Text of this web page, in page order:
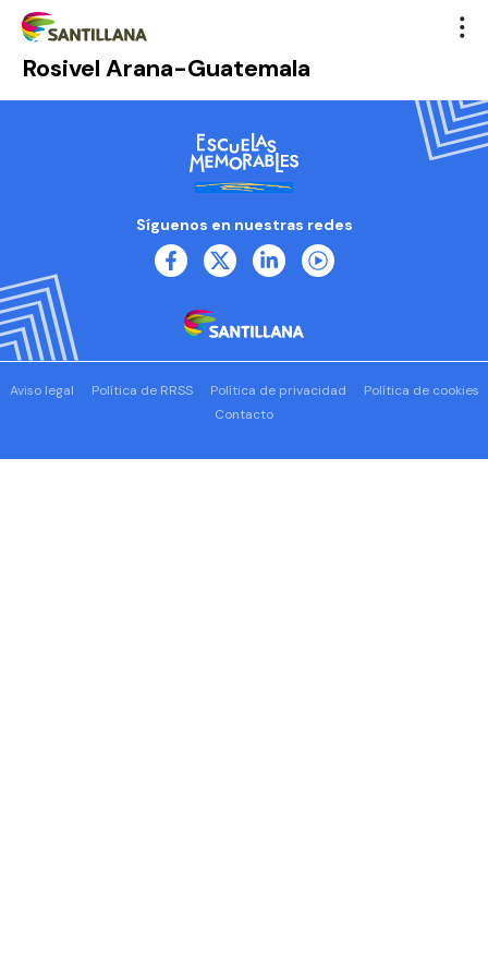
Rosivel Arana-Guatemala
Síguenos en nuestras redes
Aviso legal Política de RRSS Política de privacidad
Política de cookies
Contacto